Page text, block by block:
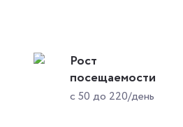
Рост
посещаемости
с 50 до 220/день